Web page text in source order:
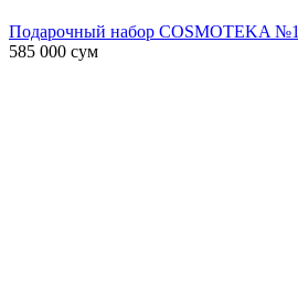
Подарочный набор COSMOTEKA №1
585 000 сум